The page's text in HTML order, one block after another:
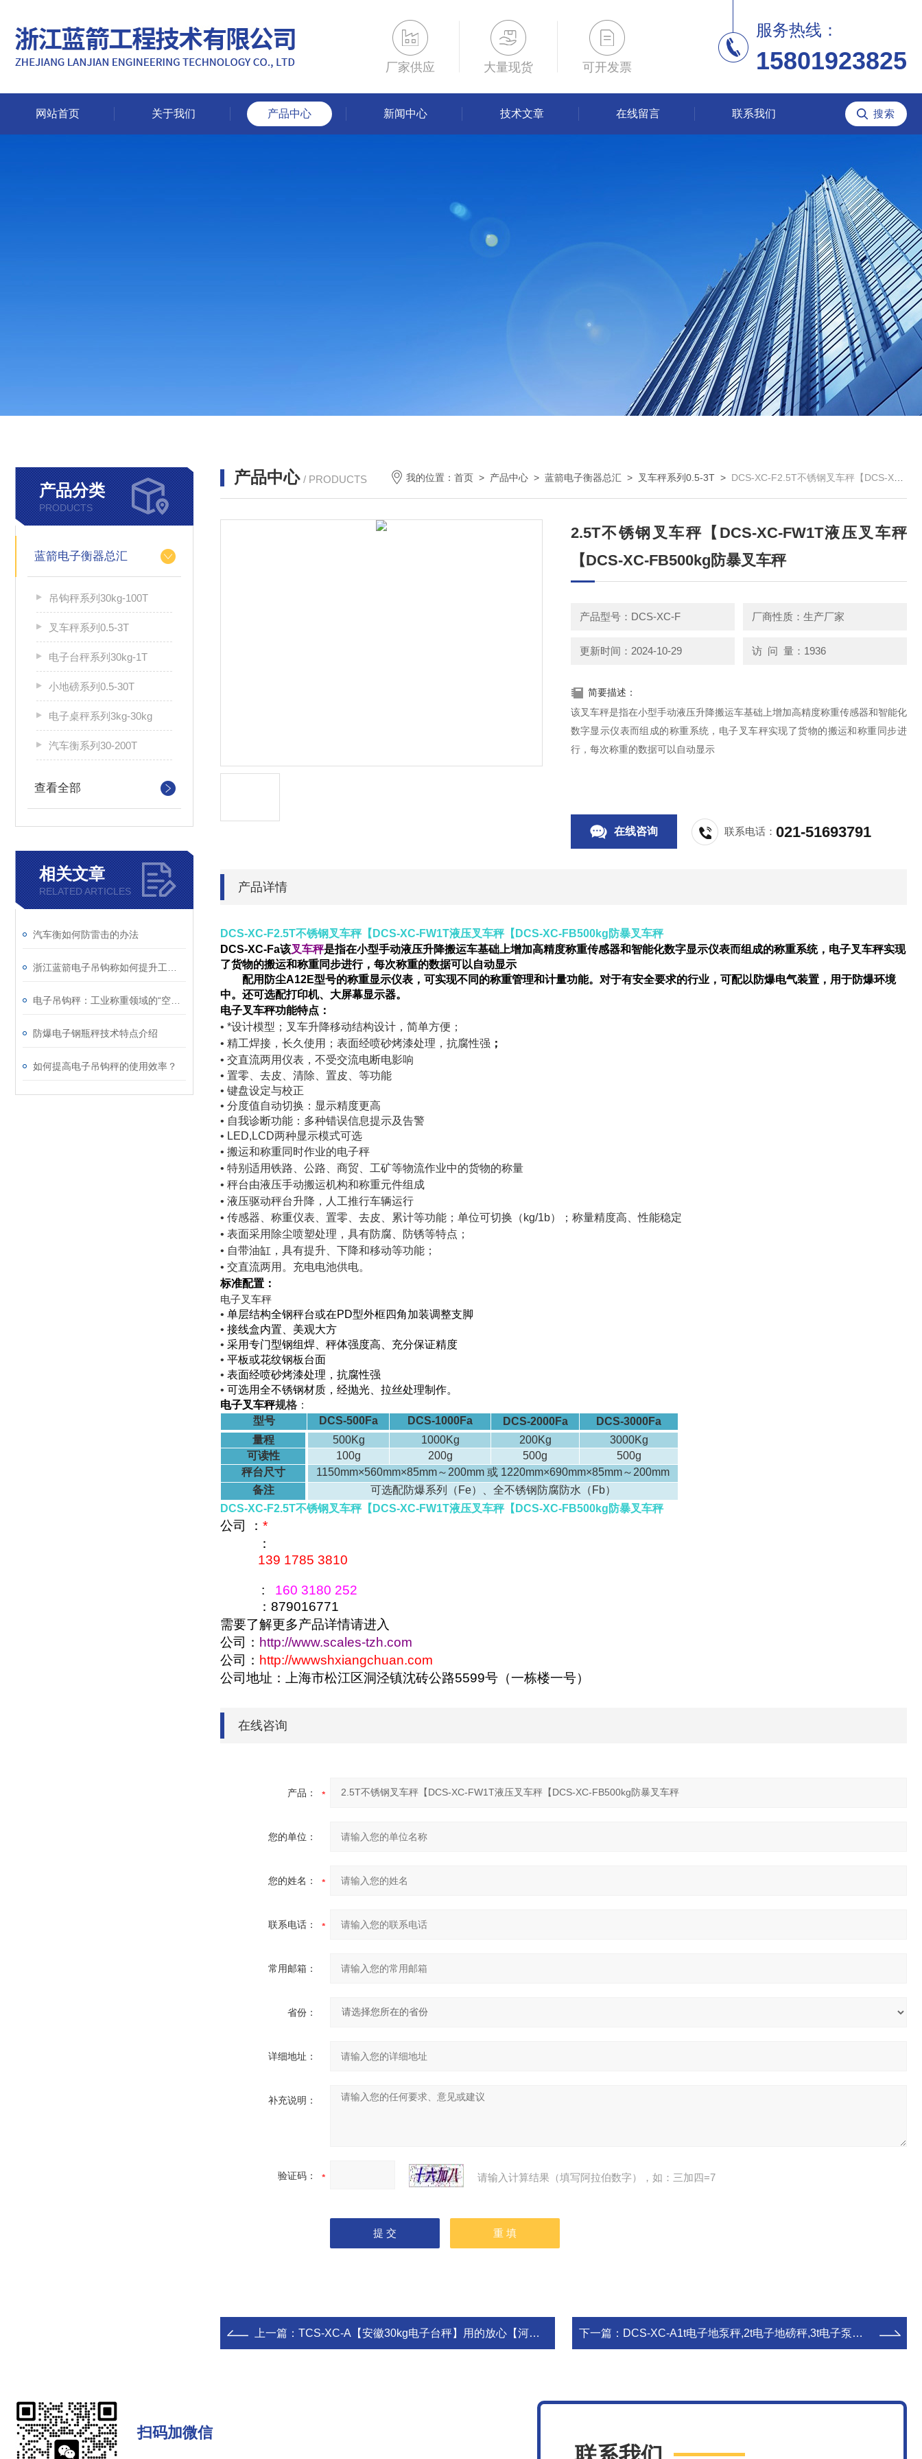
厂家供应 大量现货 可开发票
服务热线：
15801923825
网站首页 关于我们 产品中心 新闻中心 技术文章 在线留言 联系我们
产品分类
PRODUCTS
蓝箭电子衡器总汇
吊钩秤系列30kg-100T
叉车秤系列0.5-3T
电子台秤系列30kg-1T
小地磅系列0.5-30T
电子桌秤系列3kg-30kg
汽车衡系列30-200T
查看全部
相关文章
RELATED ARTICLES
汽车衡如何防雷击的办法
防爆电子钢瓶秤技术特点介绍
如何提高电子吊钩秤的使用效率？
产品中心 / PRODUCTS 我的位置：首页 > 产品中心 >蓝箭电子衡器总汇 > 叉车秤系列0.5-3T > DCS-XC-F2.5T不锈钢叉车秤【DCS-XC-FW1T液压叉车秤【DCS-XC-FB500kg防暴叉车秤
2.5T不锈钢叉车秤【DCS-XC-FW1T液压叉车秤
【DCS-XC-FB500kg防暴叉车秤
产品型号：DCS-XC-F 厂商性质：生产厂家
更新时间：2024-10-29 访 问 量：1936
简要描述：
该叉车秤是指在小型手动液压升降搬运车基础上增加高精度称重传感器和智能化
数字显示仪表而组成的称重系统，电子叉车秤实现了货物的搬运和称重同步进
行，每次称重的数据可以自动显示
在线咨询 联系电话：021-51693791
产品详情
DCS-XC-F2.5T不锈钢叉车秤【DCS-XC-FW1T液压叉车秤【DCS-XC-FB500kg防暴叉车秤
DCS-XC-Fa该叉车秤是指在小型手动液压升降搬运车基础上增加高精度称重传感器和智能化数字显示仪表而组成的称重系统， 电子叉车秤实现
了货物的搬运和称重同步进行，每次称重的数据可以自动显示
配用防尘A12E型号的称重显示仪表，可实现不同的称重管理和计量功能。对于有安全要求的行业，可配以防爆电气装置，用于防爆环境
中。还可选配打印机、大屏幕显示器。
电子叉车秤功能特点：
• *设计模型；叉车升降移动结构设计，简单方便；
• 精工焊接，长久使用；表面经喷砂烤漆处理，抗腐性强 ；
• 交直流两用仪表，不受交流电断电影响
• 置零、去皮、清除、置皮、等功能
• 键盘设定与校正
• 分度值自动切换：显示精度更高
• 自我诊断功能：多种错误信息提示及告警
• LED,LCD两种显示模式可选
• 搬运和称重同时作业的电子秤
• 特别适用铁路、公路、商贸、工矿等物流作业中的货物的称量
• 秤台由液压手动搬运机构和称重元件组成
• 液压驱动秤台升降，人工推行车辆运行
• 传感器、称重仪表、置零、去皮、累计等功能；单位可切换（kg/1b）；称量精度高、性能稳定
• 表面采用除尘喷塑处理，具有防腐、防锈等特点；
• 自带油缸，具有提升、下降和移动等功能；
• 交直流两用。充电电池供电。
标准配置：
电子叉车秤
• 单层结构全钢秤台或在PD型外框四角加装调整支脚
• 接线盒内置、美观大方
• 采用专门型钢组焊、秤体强度高、 充分保证精度
• 平板或花纹钢板台面
• 表面经喷砂烤漆处理，抗腐性强
• 可选用全不锈钢材质，经抛光、拉丝处理制作。
电子叉车秤规格 ：
型号
DCS-500Fa DCS-1000Fa DCS-2000Fa
DCS-3000Fa
量程
500Kg 1000Kg 200Kg
3000Kg
可读性
100g 200g 500g
500g
秤台尺寸
1150mm×560mm×85mm～200mm 或 1220mm×690mm×85mm～200mm
备注
可选配防爆系列（Fe）、全不锈钢防腐防水（Fb）
DCS-XC-F2.5T不锈钢叉车秤【DCS-XC-FW1T液压叉车秤【DCS-XC-FB500kg防暴叉车秤
公司 ： *
：
139 1785 3810
: 160 3180 252
：879016771
需要了解更多产品详情请进入
公司： http://www.scales-tzh.com
公司： http://wwwshxiangchuan.com
公司地址：上海市松江区洞泾镇沈砖公路5599号（一栋楼一号）
在线咨询
产品：
您的单位：
您的姓名：
联系电话：
常用邮箱：
省份：
详细地址：
补充说明：
验证码： 请输入计算结果（填写阿拉伯数字），如：三加四=7
上一篇： TCS-XC-A【安徽30kg电子台秤】用的放心【河南1T电子台秤】秤圆您所梦 下一篇： DCS-XC-A1t电子地泵秤,2t电子地磅秤,3t电子泵秤,5t电子磅秤价格
扫码加微信